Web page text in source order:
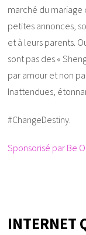
marché du mariage
petites annonces,
et à leurs parents.
sont pas des «
par amour et non
Inattendues,
#ChangeDestiny.
Sponsorisé par Be
INTERNET